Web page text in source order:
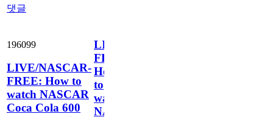
댓글
196099
LIVE/NASCAR-
FREE: How to
watch NASCAR
Coca Cola 600
LIVE/NASCAR-
FREE:
How
to
watch
NASCAR